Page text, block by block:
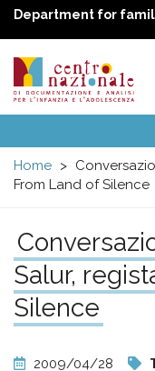
Department for
Centro
di
e
analisi
menuTopics
Activities
UN
National
Home
From Land of Silence
Salur,
Silence
2009/04/28